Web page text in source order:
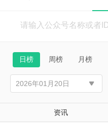
日榜 周榜 月榜
资讯